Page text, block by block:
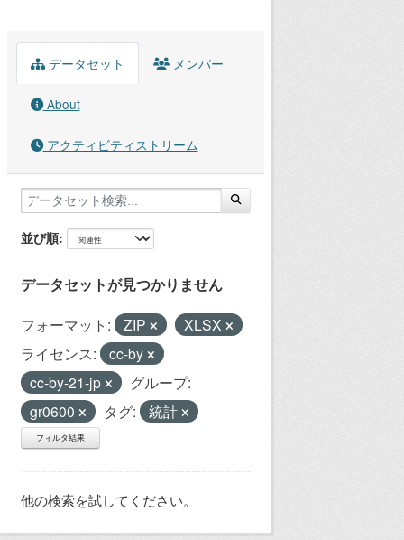
データセット メンバー
About
アクティビティストリーム
並び順
データセットが見つかりません
フォーマット: ZIP
XLSX
ライセンス:
cc-by
cc-by-21-jp
グループ:
gr0600
タグ: 統計
フィルタ結果
他の検索を試してください。